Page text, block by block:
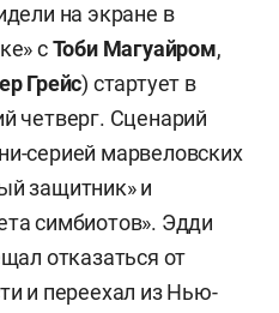
на экране в
сТоби Магуайром,
Грейс) стартует в
четверг. Сценарий
серией марвеловских
защитник» и
симбиотов». Эдди
отказаться от
и переехал из Нью-